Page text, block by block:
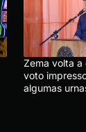
Zema volta
voto
algumas